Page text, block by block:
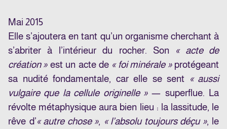
Mai 2015
Elle s’ajoutera en tant qu’un organisme cherchant à
s’abriter à l’intérieur du rocher. Son « acte de
création »est un acte de « foi minérale »protégeant
sa nudité fondamentale, car elle se sent « aussi
vulgaire que la cellule originelle »— superflue. La
révolte métaphysique aura bien lieu : la lassitude, le
rêve d’« autre chose », « l’absolu toujours déçu », le